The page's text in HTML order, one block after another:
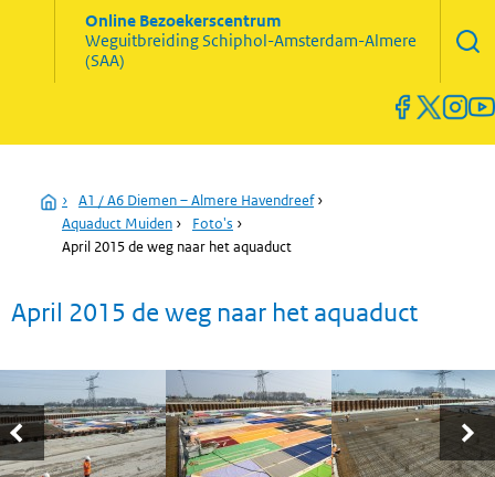
Online Bezoekerscentrum
WeguitbreidingSchiphol-Amsterdam-Almere
(SAA)
Home
› A1 / A6 Diemen – Almere Havendreef›
Aquaduct Muiden › Foto's ›
April 2015 de weg naar het aquaduct
April 2015 de weg naar het aquaduct